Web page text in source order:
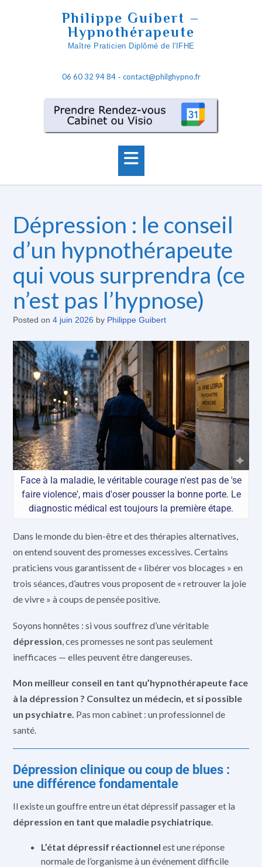
Philippe Guibert –
Hypnothérapeute
Maître Praticien Diplômé de l'IFHE
06 60 32 94 84- contact@philghypno.fr
Dépression : le conseil
d’un hypnothérapeute
qui vous surprendra (ce
n’est pas l’hypnose)
Posted on 4 juin 2026 by Philippe Guibert
Face à la maladie, le véritable courage n'est pas de 'se
faire violence', mais d'oser pousser la bonne porte. Le
diagnostic médical est toujours la première étape.
Dans le monde du bien-être et des thérapies alternatives,
on entend souvent des promesses excessives. Certains
praticiens vous garantissent de « libérer vos blocages » en
trois séances, d’autres vous proposent de « retrouver la joie
de vivre » à coups de pensée positive.
Soyons honnêtes : si vous souffrez d’une véritable
dépression , ces promesses ne sont pas seulement
inefficaces — elles peuvent être dangereuses.
Mon meilleur conseil en tant qu’hypnothérapeute face
à la dépression ? Consultez un médecin, et si possible
un psychiatre. Pas mon cabinet : un professionnel de
santé.
Dépression clinique ou coup de blues :
une différence fondamentale
Il existe un gouffre entre un état dépressif passager et la
dépression en tant que maladie psychiatrique.
L’état dépressif réactionnel est une réponse
normale de l’organisme à un événement difficile